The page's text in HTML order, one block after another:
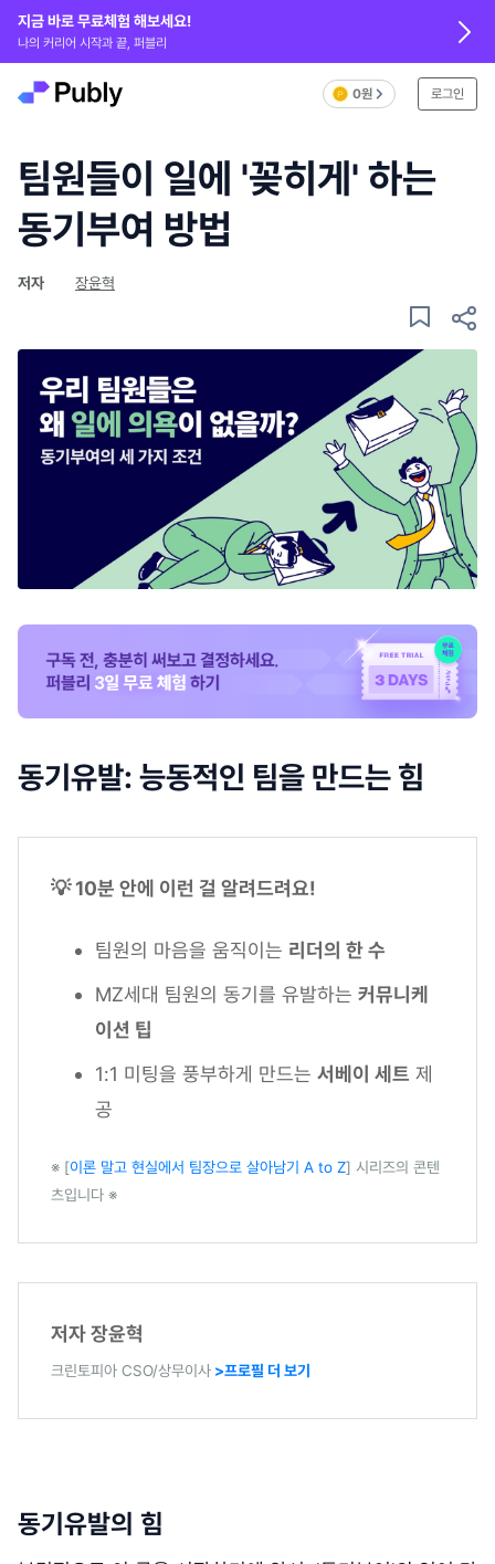
지금 바로 무료체험 해보세요!
나의 커리어 시작과 끝, 퍼블리
0원 로그인
팀원들이 일에 '꽂히게' 하는
동기부여 방법
저자 장윤혁
동기유발: 능동적인 팀을 만드는 힘
💡 10분 안에 이런 걸 알려드려요!
팀원의 마음을 움직이는 리더의 한 수
MZ세대 팀원의 동기를 유발하는 커뮤니케
이션 팁
1:1 미팅을 풍부하게 만드는 서베이 세트 제
공
※ [이론 말고 현실에서 팀장으로 살아남기 A to Z] 시리즈의 콘텐
츠입니다 ※
저자 장윤혁
크린토피아 CSO/상무이사 >프로필 더 보기
동기유발의 힘